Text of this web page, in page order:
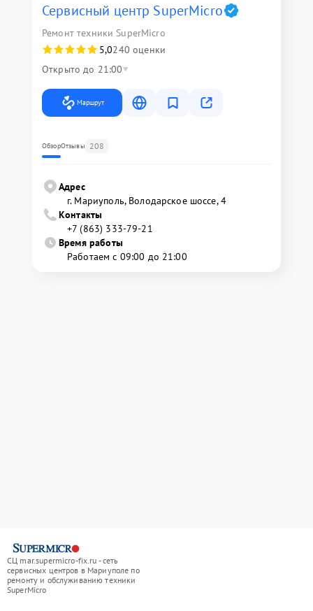
Сервисный центр SuperMicro
Ремонт техники SuperMicro
5,0240 оценки
Открыто до 21:00
Маршрут
ОбзорОтзывы 208
Адрес
г. Мариуполь, Володарское шоссе, 4
Контакты
+7 (863) 333-79-21
Время работы
Работаем с 09:00 до 21:00
СЦ mar.supermicro-fix.ru - сеть
сервисных центров в Мариуполе по
ремонту и обслуживанию техники
SuperMicro